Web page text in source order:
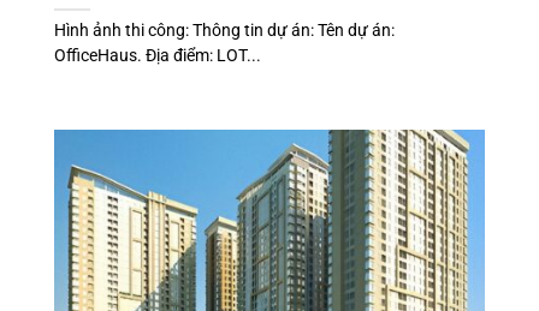
Hình ảnh thi công: Thông tin dự án: Tên dự án:
OfficeHaus. Địa điểm: LOT...